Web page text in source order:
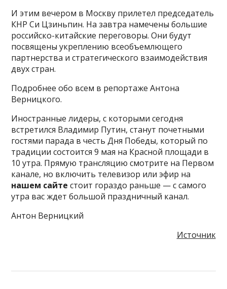
И этим вечером в Москву прилетел председатель
КНР Си Цзиньпин. На завтра намечены большие
российско-китайские переговоры. Они будут
посвящены укреплению всеобъемлющего
партнерства и стратегического взаимодействия
двух стран.
Подробнее обо всем в репортаже Антона
Верницкого.
Иностранные лидеры, с которыми сегодня
встретился Владимир Путин, станут почетными
гостями парада в честь Дня Победы, который по
традиции состоится 9 мая на Красной площади в
10 утра. Прямую трансляцию смотрите на Первом
канале, но включить телевизор или эфир на
нашем сайтестоит гораздо раньше — с самого
утра вас ждет большой праздничный канал.
Антон Верницкий
Источник